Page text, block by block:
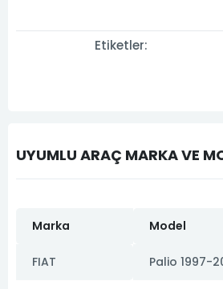
Etiketler:
UYUMLU ARAÇ MARKA VE
Marka Model
FIAT Palio 1997-